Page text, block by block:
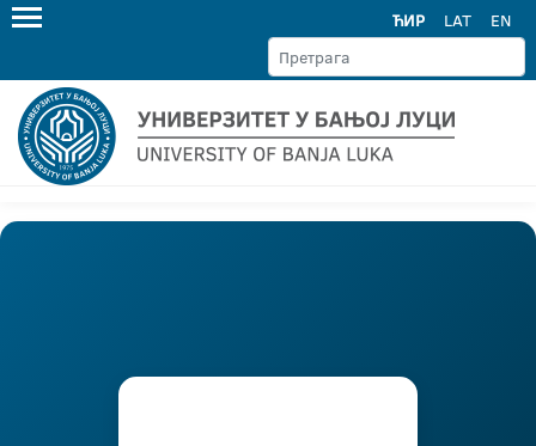
ЋИР LAT EN